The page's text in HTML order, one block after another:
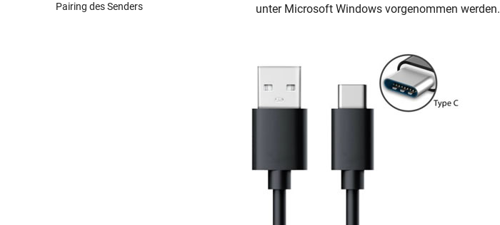
Pairing des Senders
unter Microsoft Windows vorgenommen werden.